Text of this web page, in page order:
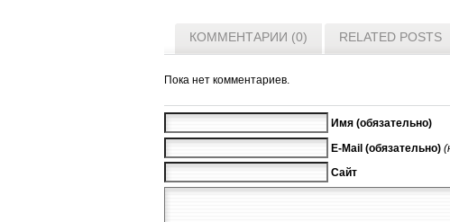
КОММЕНТАРИИ (0) RELATED POSTS
Пока нет комментариев.
Имя (обязательно)
E-Mail (обязательно)
Сайт